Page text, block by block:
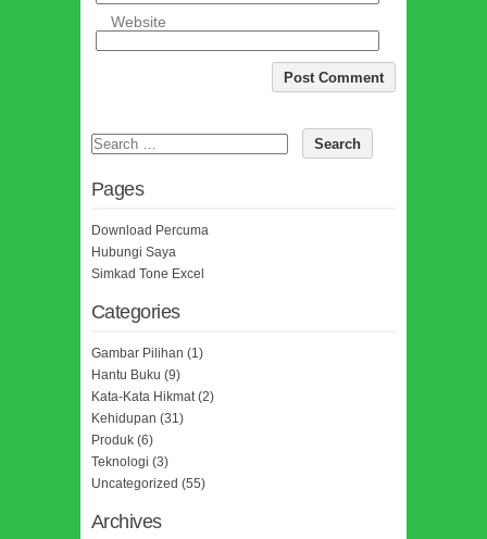
Website
Pages
Download Percuma
Hubungi Saya
Simkad Tone Excel
Categories
Gambar Pilihan (1)
Hantu Buku (9)
Kata-Kata Hikmat (2)
Kehidupan (31)
Produk (6)
Teknologi (3)
Uncategorized (55)
Archives